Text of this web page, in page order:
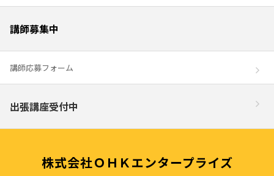
株式会社ＯＨＫエンタープライズ
講師募集中
講師応募フォーム
出張講座受付中